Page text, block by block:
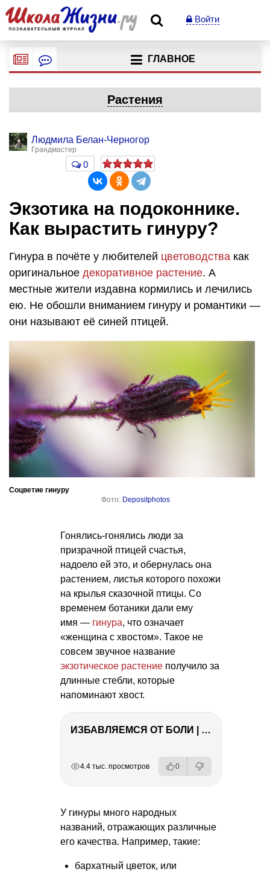
Войти
ГЛАВНОЕ
Растения
Людмила Белан-Черногор
Грандмастер
0
Экзотика на подоконнике.
Как вырастить гинуру?
Гинура в почёте у любителей цветоводства как
оригинальное декоративное растение. А
местные жители издавна кормились и лечились
ею. Не обошли вниманием гинуру и романтики —
они называют её синей птицей.
Соцветие гинуру
Фото: Depositphotos
Гонялись-гонялись люди за
призрачной птицей счастья,
надоело ей это, и обернулась она
растением, листья которого похожи
на крылья сказочной птицы. Со
временем ботаники дали ему
имя — гинура, что означает
«женщина с хвостом». Такое не
совсем звучное название
экзотическое растение получило за
длинные стебли, которые
напоминают хвост.
ИЗБАВЛЯЕМСЯ ОТ БОЛИ | Важность режима и питания
4.4 тыс. просмотров 0
У гинуры много народных
названий, отражающих различные
его качества. Например, такие:
бархатный цветок, или